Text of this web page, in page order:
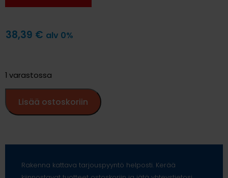
38,39 € alv 0%
1 varastossa
Lisää ostoskoriin
Rakenna kattava tarjouspyyntö helposti. Kerää